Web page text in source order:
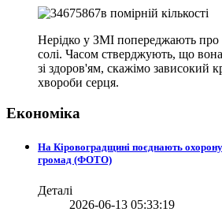
Нерідко у ЗМІ попереджають про
солі. Часом стверджують, що
зі здоров'ям, скажімо зависокий
хвороби серця.
Економіка
На Кіровоградщині поєднають
громад (ФОТО)
Деталі
2026-06-13 05:33:19